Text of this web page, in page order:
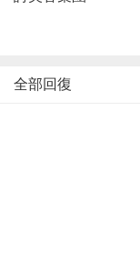
全部回復